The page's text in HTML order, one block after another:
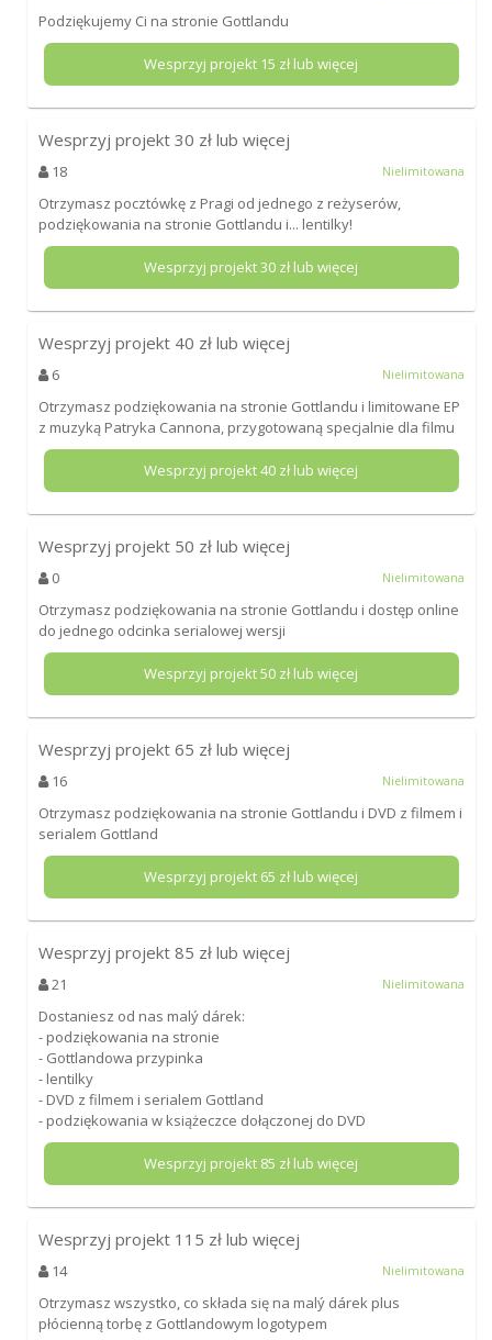
Podziękujemy Ci na stronie Gottlandu
Wesprzyj projekt 15 zł lub więcej
Wesprzyj projekt 30 zł lub więcej
18 Nielimitowana
Otrzymasz pocztówkę z Pragi od jednego z reżyserów,
podziękowania na stronie Gottlandu i... lentilky!
Wesprzyj projekt30 zł lub więcej
Wesprzyj projekt 40 zł lub więcej
6 Nielimitowana
Otrzymasz podziękowania na stronie Gottlandu i limitowane EP
z muzyką Patryka Cannona, przygotowaną specjalnie dla filmu
Wesprzyj projekt40 zł lub więcej
Wesprzyj projekt 50 zł lub więcej
0 Nielimitowana
Otrzymasz podziękowania na stronie Gottlandu i dostęp online
do jednego odcinka serialowej wersji
Wesprzyj projekt50 zł lub więcej
Wesprzyj projekt 65 zł lub więcej
16 Nielimitowana
Otrzymasz podziękowania na stronie Gottlandu i DVD z filmem i
serialem Gottland
Wesprzyj projekt 65 zł lub więcej
Wesprzyj projekt 85 zł lub więcej
21 Nielimitowana
Dostaniesz od nas malý dárek:
- podziękowania na stronie
- Gottlandowa przypinka
- lentilky
- DVD z filmem i serialem Gottland
- podziękowania w książeczce dołączonej do DVD
Wesprzyj projekt 85 zł lub więcej
Wesprzyj projekt 115 zł lub więcej
14 Nielimitowana
Otrzymasz wszystko, co składa się na malý dárek plus
płócienną torbę z Gottlandowym logotypem